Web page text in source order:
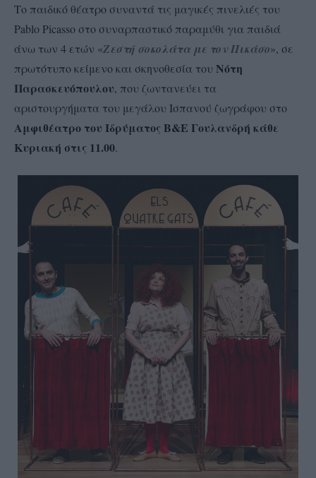
Το παιδικό θέατρο συναντά τις μαγικές πινελιές του
Pablo Picasso στο συναρπαστικό παραμύθι για παιδιά
άνω των 4 ετών «Ζεστή σοκολάτα με τον Πικάσο», σε
πρωτότυπο κείμενο και σκηνοθεσία του Νότη
Παρασκευόπουλου, που ζωντανεύει τα
αριστουργήματα του μεγάλου Ισπανού ζωγράφου στο
Αμφιθέατρο του Ιδρύματος Β&Ε Γουλανδρή κάθε
Κυριακή στις 11.00.